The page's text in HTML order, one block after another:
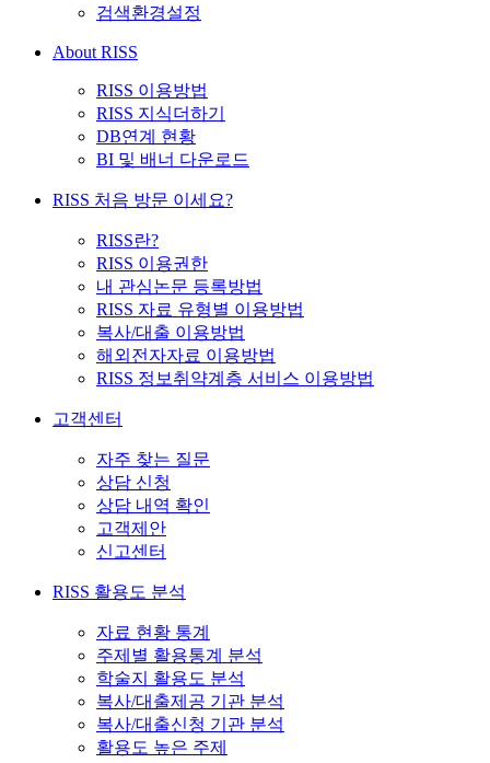
검색환경설정
About RISS
RISS 이용방법
RISS 지식더하기
DB연계 현황
BI 및 배너 다운로드
RISS 처음 방문 이세요?
RISS란?
RISS 이용권한
내 관심논문 등록방법
RISS 자료 유형별 이용방법
복사/대출 이용방법
해외전자자료 이용방법
RISS 정보취약계층 서비스 이용방법
고객센터
자주 찾는 질문
상담 신청
상담 내역 확인
고객제안
신고센터
RISS 활용도 분석
자료 현황 통계
주제별 활용통계 분석
학술지 활용도 분석
복사/대출제공 기관 분석
복사/대출신청 기관 분석
활용도 높은 주제